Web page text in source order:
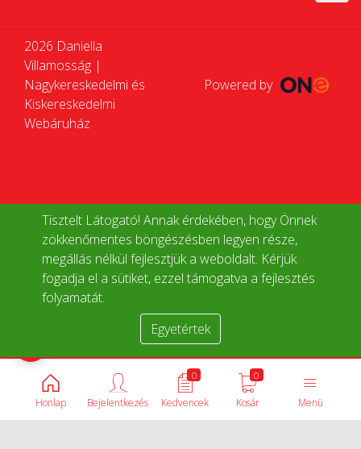
Tisztelt Látogató! Annak érdekében, hogy Önnek
zökkenőmentes böngészésben legyen része,
megállás nélkül fejlesztjük a weboldalt. Kérjük
fogadja el a sütiket, ezzel támogatva a fejlesztés
folyamatát.
Egyetértek
2026 Daniella
Villamosság |
Nagykereskedelmi és
Kiskereskedelmi
Webáruház
Powered by
Honlap Menü
0
Kosár
0
Kedvencek
Bejelentkezés
Termékek összehasonlítása